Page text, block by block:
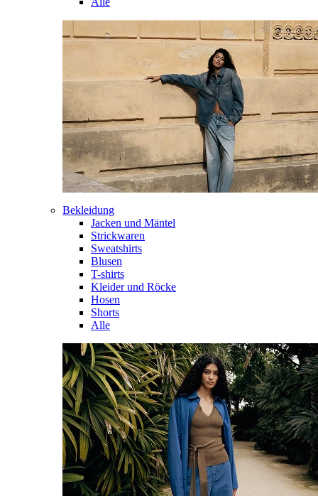
Bekleidung
Jacken und Mäntel
Strickwaren
Sweatshirts
Blusen
T-shirts
Kleider und Röcke
Hosen
Shorts
Alle